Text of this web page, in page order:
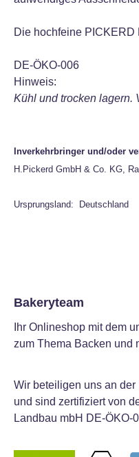
Die hochfeine
DE-ÖKO-006
Hinweis:
Kühl und trocken lagern.
Inverkehrbringer und/oder
H.Pickerd GmbH & Co. KG,
Ursprungsland: Deutschland
Bakeryteam
Ihr Onlineshop mit dem
zum Thema Backen und
Wir beteiligen uns an
und sind zertifiziert von
Landbau mbH DE-ÖKO-